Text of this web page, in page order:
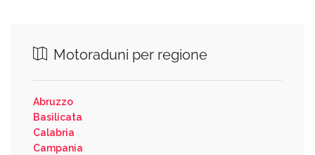
Motoraduni per regione
Abruzzo
Basilicata
Calabria
Campania